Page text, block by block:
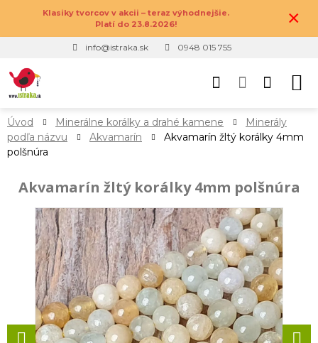
Klasiky tvorcov v akcii – teraz výhodnejšie.
Platí do 23.8.2026!
×
info@istraka.sk 0948 015 755
Úvod Minerálne korálky a drahé kamene
Minerály
podľa názvu
Akvamarín
Akvamarín žltý korálky 4mm
polšnúra
Akvamarín žltý korálky 4mm polšnúra